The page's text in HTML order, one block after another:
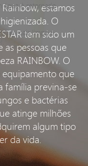
água é retornado
lar mais limpo e
estamos
O
tem sido um
pessoas que
RAINBOW. O
que
família previna-se
e bactérias
atinge milhões
algum tipo
da vida.